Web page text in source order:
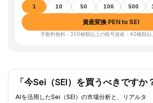
1 10 50 100 500
資産変換 PEN to SEI
手数料無料・350種類以上の暗号資産・40種類以
「今Sei（SEI）を買うべきですか
AIを活用したSei（SEI）の市場分析と、リアルタ